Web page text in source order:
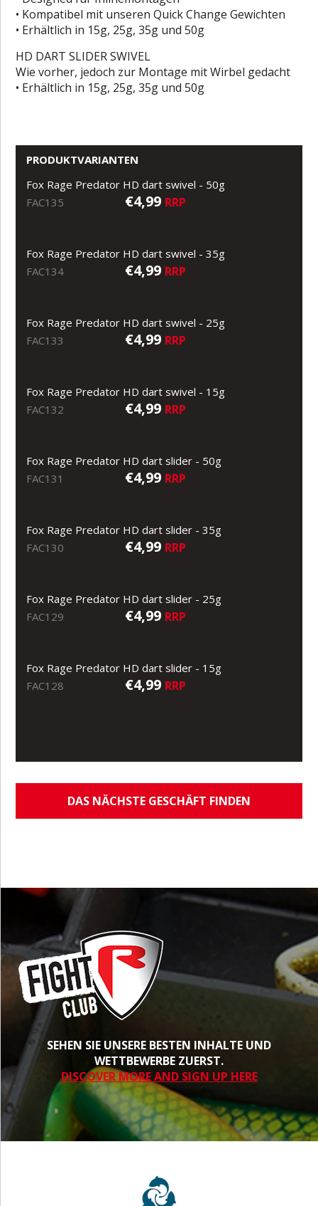
• Kompatibel mit unseren Quick Change Gewichten
• Erhältlich in 15g, 25g, 35g und 50g
HD DART SLIDER SWIVEL
Wie vorher, jedoch zur Montage mit Wirbel gedacht
• Erhältlich in 15g, 25g, 35g und 50g
PRODUKTVARIANTEN
Fox Rage Predator HD dart swivel - 50g
FAC135
€4,99 RRP
Fox Rage Predator HD dart swivel - 35g
FAC134
€4,99 RRP
Fox Rage Predator HD dart swivel - 25g
FAC133
€4,99 RRP
Fox Rage Predator HD dart swivel - 15g
FAC132
€4,99 RRP
Fox Rage Predator HD dart slider - 50g
FAC131
€4,99 RRP
Fox Rage Predator HD dart slider - 35g
FAC130
€4,99 RRP
Fox Rage Predator HD dart slider - 25g
FAC129
€4,99 RRP
Fox Rage Predator HD dart slider - 15g
FAC128
€4,99 RRP
DAS NÄCHSTE GESCHÄFT FINDEN
SEHEN SIE UNSERE BESTEN INHALTE UND
WETTBEWERBE ZUERST.
DISCOVER MORE AND SIGN UP HERE